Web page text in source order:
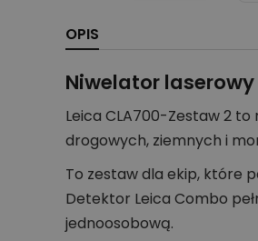
OPIS
Niwelator
Leica CLA700-Zestaw 2
drogowych, ziemnych i
To zestaw dla ekip, które
Detektor Leica Combo
jednoosobową.